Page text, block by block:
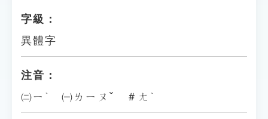
字級：
異體字
注音：
㈡ㄧˋ ㈠ㄌㄧㄡˇ ＃ㄤˋ